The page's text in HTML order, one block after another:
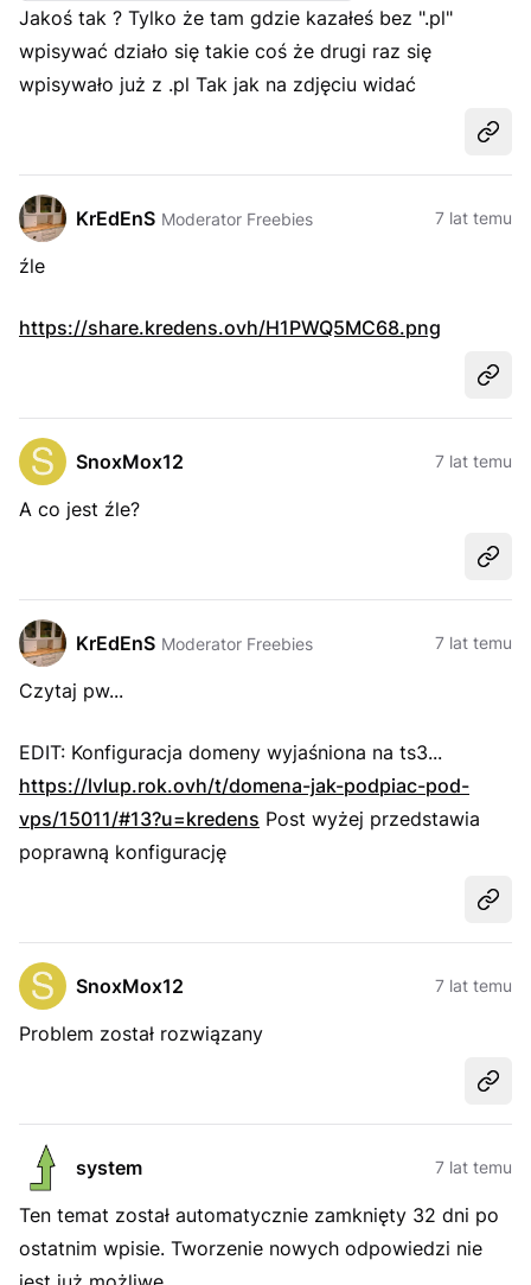
Jakoś tak ? Tylko że tam gdzie kazałeś bez ".pl"
wpisywać działo się takie coś że drugi raz się
wpisywało już z .pl Tak jak na zdjęciu widać
KrEdEnS Moderator Freebies 7 lat temu
źle
https://share.kredens.ovh/H1PWQ5MC68.png
SnoxMox12 7 lat temu
A co jest źle?
KrEdEnS Moderator Freebies 7 lat temu
Czytaj pw...
EDIT: Konfiguracja domeny wyjaśniona na ts3...
https://lvlup.rok.ovh/t/domena-jak-podpiac-pod-
vps/15011/#13?u=kredens Post wyżej przedstawia
poprawną konfigurację
SnoxMox12 7 lat temu
Problem został rozwiązany
system 7 lat temu
Ten temat został automatycznie zamknięty 32 dni po
ostatnim wpisie. Tworzenie nowych odpowiedzi nie